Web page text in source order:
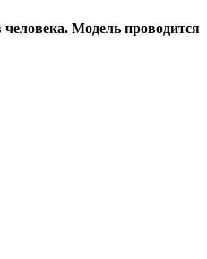
Модель проводится